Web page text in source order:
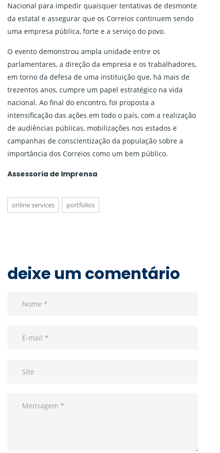
Nacional para impedir quaisquer tentativas de desmonte
da estatal e assegurar que os Correios continuem sendo
uma empresa pública, forte e a serviço do povo.
O evento demonstrou ampla unidade entre os
parlamentares, a direção da empresa e os trabalhadores,
em torno da defesa de uma instituição que, há mais de
trezentos anos, cumpre um papel estratégico na vida
nacional. Ao final do encontro, foi proposta a
intensificação das ações em todo o país, com a realização
de audiências públicas, mobilizações nos estados e
campanhas de conscientização da população sobre a
importância dos Correios como um bem público.
Assessoria de Imprensa
online services portfolios
deixe um comentário